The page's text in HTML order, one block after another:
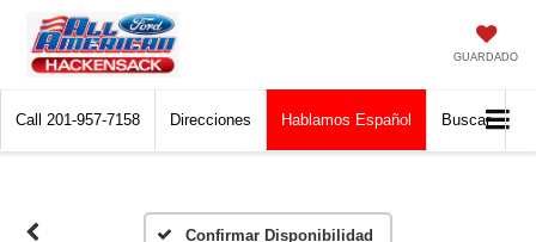
GUARDADO
Call 201-957-7158 Direcciones Hablamos Español Buscar
Confirmar Disponibilidad